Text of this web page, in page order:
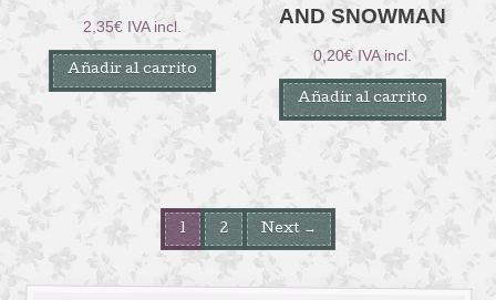
2,35€ IVA incl.
Añadir al carrito
AND SNOWMAN
0,20€ IVA incl.
Añadir al carrito
1 2 Next →